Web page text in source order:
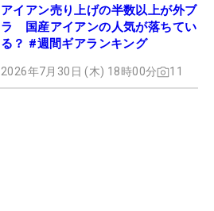
アイアン売り上げの半数以上が外ブ
ラ 国産アイアンの人気が落ちてい
る？ #週間ギアランキング
2026年7月30日 (木) 18時00分 11